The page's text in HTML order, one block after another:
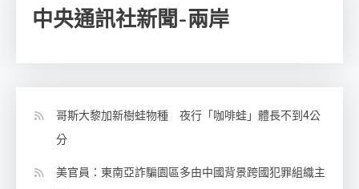
中央通訊社新聞-兩岸
哥斯大黎加新樹蛙物種 夜行「咖啡蛙」體長不到4公
分
美官員：東南亞詐騙園區多由中國背景跨國犯罪組織主